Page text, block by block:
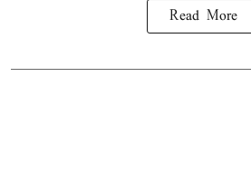
Read More